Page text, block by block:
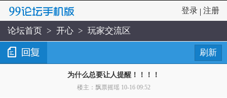
登录 | 注册
论坛首页 > 开心 > 玩家交流区
刷新
为什么总要让人提醒！！！！
楼主：飘票摇瑶 10-16 09:52